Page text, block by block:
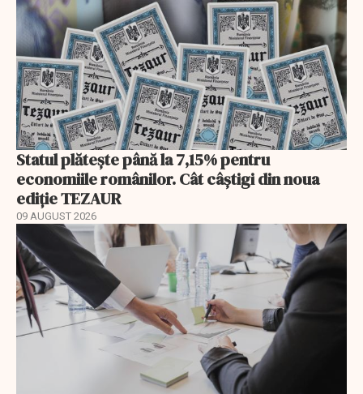
Statul plătește până la 7,15% pentru
economiile românilor. Cât câștigi din noua
ediție TEZAUR
09 AUGUST 2026